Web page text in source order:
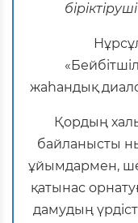
жаһандық
Қордың
байланысты
ұйымдармен,
қатынас
дамудың